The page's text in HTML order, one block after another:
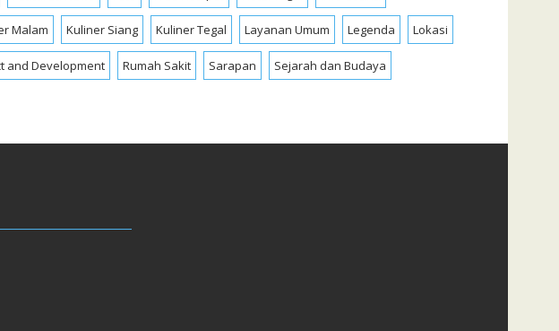
Malam Kuliner Siang Kuliner Tegal Layanan Umum Legenda Lokasi
and Development Rumah Sakit Sarapan Sejarah dan Budaya